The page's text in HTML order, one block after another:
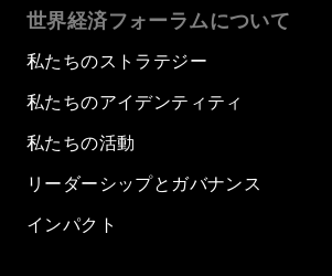
世界経済フォーラムについて
私たちのストラテジー
私たちのアイデンティティ
私たちの活動
リーダーシップとガバナンス
インパクト